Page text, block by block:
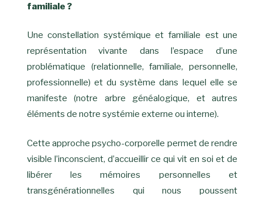
familiale ?
Une constellation systémique et familiale est une
représentation vivante dans l’espace d’une
problématique (relationnelle, familiale, personnelle,
professionnelle) et du système dans lequel elle se
manifeste (notre arbre généalogique, et autres
éléments de notre systémie externe ou interne).
Cette approche psycho-corporelle permet de rendre
visible l’inconscient, d’accueillir ce qui vit en soi et de
libérer les mémoires personnelles et
transgénérationnelles qui nous poussent